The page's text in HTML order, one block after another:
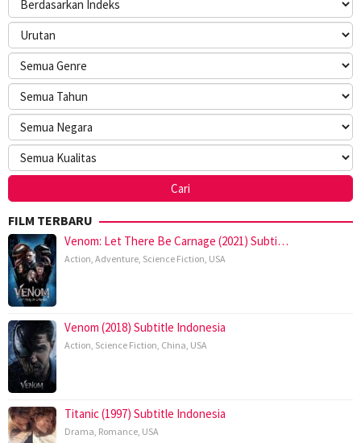
FILM TERBARU
Venom: Let There Be Carnage (2021) Subti…
Action, Adventure, Science Fiction, USA
Venom (2018) Subtitle Indonesia
Action, Science Fiction, China, USA
Titanic (1997) Subtitle Indonesia
Drama, Romance, USA